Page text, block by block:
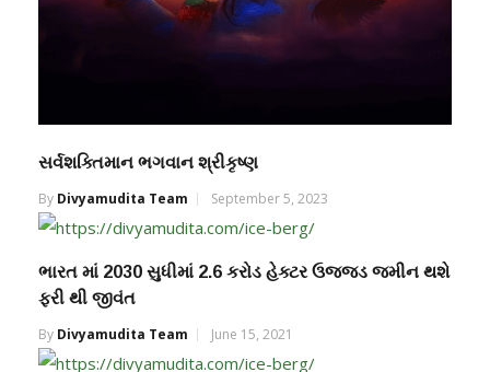
સર્વશક્તિમાન ભગવાન શ્રીકૃષ્ણ
By Divyamudita Team September 5, 2023
ભારત માં 2030 સુધીમાં 2.6 કરોડ હેક્ટર ઉજ્જડ જમીન થશે
ફરી થી જીવંત
By Divyamudita Team June 15, 2021